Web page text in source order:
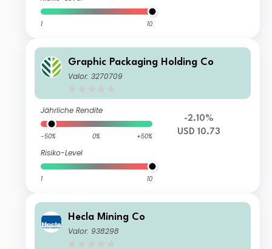
1 10
Graphic Packaging Holding Co
Valor: 3270709
Jährliche Rendite
-50% 0% +50%
Risiko-Level
1 10
-2.10%
USD 10.73
Hecla Mining Co
Valor: 938298